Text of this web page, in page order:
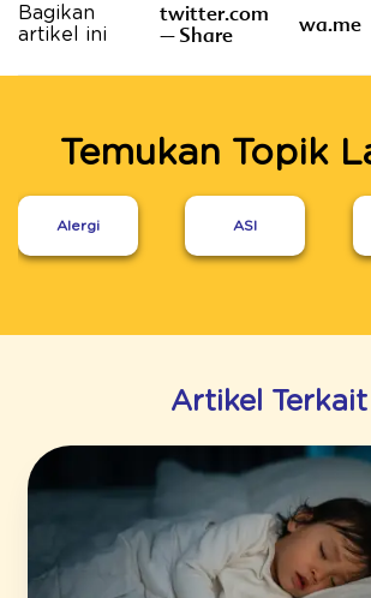
Bagikan
artikel ini
twitter.com
– Share
wa.me
Temukan Topik
Alergi ASI
Artikel Terkait